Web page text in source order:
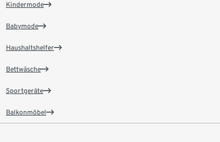
Kindermode
Babymode
Haushaltshelfer
Bettwäsche
Sportgeräte
Balkonmöbel